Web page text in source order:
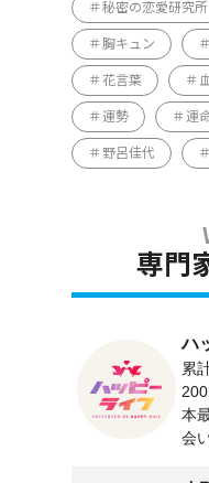
秘密の恋愛研究所
胸キュン
花言葉
運勢 運
野呂佳代
専門
ハ
累
本
会